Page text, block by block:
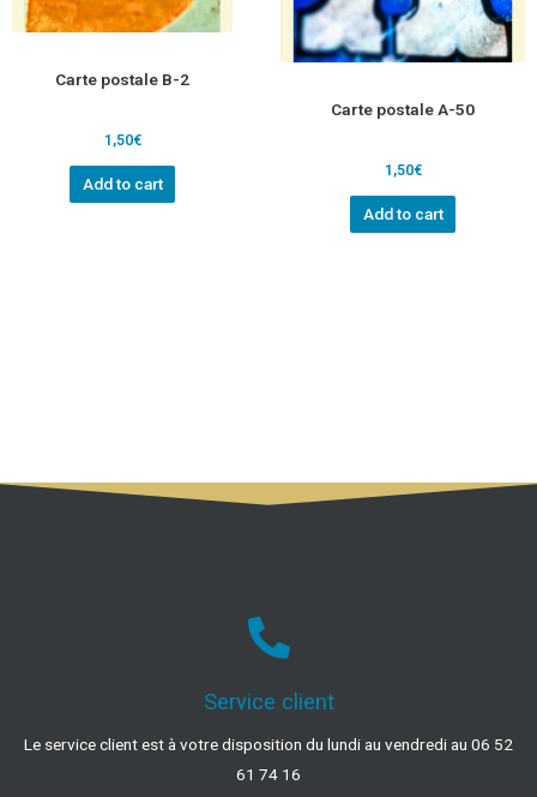
Carte postale B-2
1,50€
Add to cart
Carte postale A-50
1,50€
Add to cart
Service client
Le service client est à votre disposition du lundi au vendredi au 06 52
61 74 16